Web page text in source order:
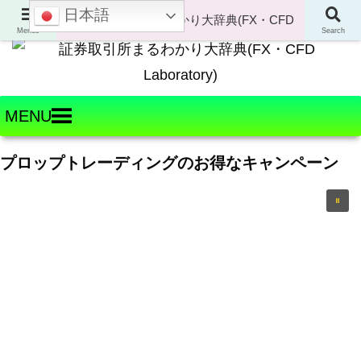
Welcome to FX・CFD Laboratory!
MENU
プロップトレーディングのお得なキャンペーン
Menus Search
日本語